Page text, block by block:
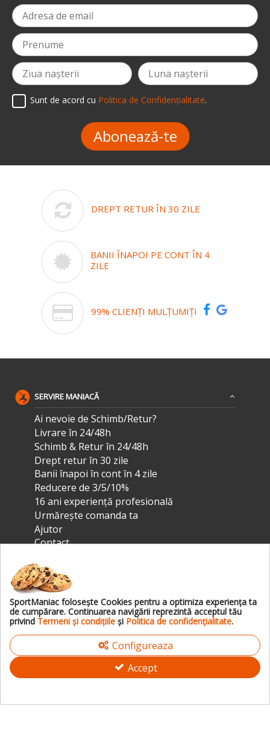
Sunt de acord cu Politica de Confidențialitate.
Abonează-te
DREPT RETUR ÎN 30 ZILE
BANII ÎNAPOI PE CONT ÎN 4
ZILE
99% CLIENȚI MULȚUMIȚI
SERVIRE MANIACĂ
Ai nevoie de Schimb/Retur?
Livrare în 24/48h
Schimb & Retur în 24/48h
Drept retur în 30 zile
Banii înapoi în cont în 4 zile
Reducere de 3/5/10%
16 ani experiență profesională
Urmărește comanda ta
Ajutor
Contact
DE CE SPORTMANIAC?
LEGAL
ÎNCĂLȚĂMINTE
SportManiac foloseşte Cookies pentru a optimiza experienţa ta
de cumpărare. Continuarea navigării reprezintă acceptul tău
privind Termeni și condițiile şi Politica de confidențialitate.
Configureaza
Accept